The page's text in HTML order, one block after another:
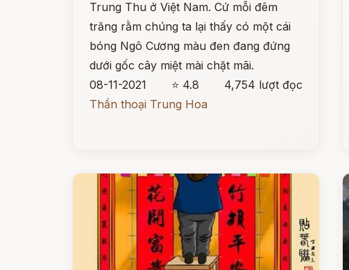
Trung Thu ở Việt Nam. Cứ mỗi đêm
trăng rằm chúng ta lại thấy có một cái
bóng Ngô Cương màu đen đang đứng
dưới gốc cây miệt mài chặt mãi.
08-11-2021
⭐ 4.8
4,754 lượt đọc
Thần thoại Trung Hoa